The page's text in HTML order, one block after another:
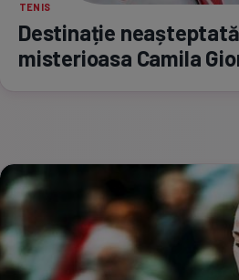
TENIS
Destinație
misterioasa Camila